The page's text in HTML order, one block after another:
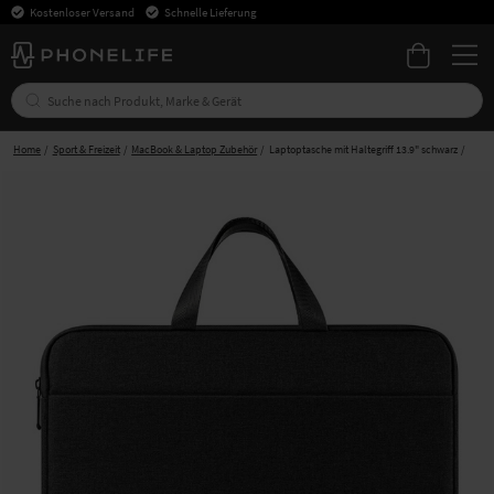
Kostenloser Versand Schnelle Lieferung
Home Sport & Freizeit MacBook & Laptop Zubehör Laptoptasche mit Haltegriff 13.9" schwarz